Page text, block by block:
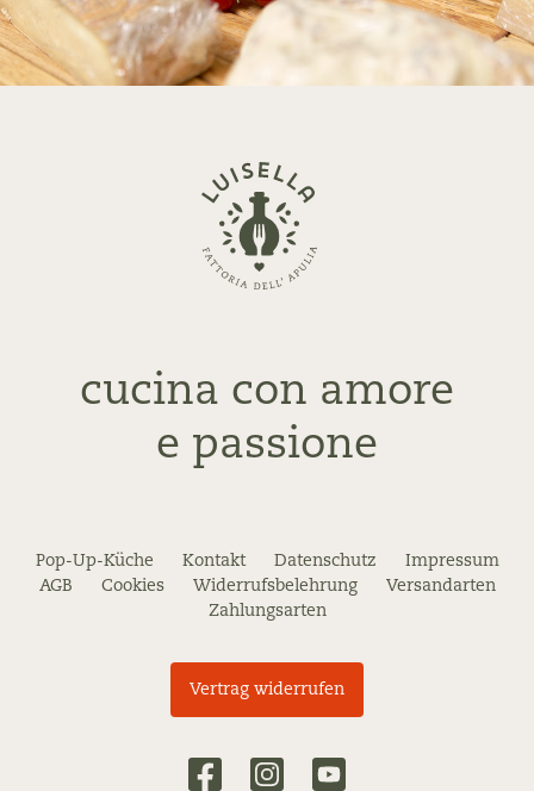
Zurück
zur
Startseite
cucina con amore
e passione
Pop-Up-Küche Kontakt Datenschutz
Impressum
AGB
Cookies Widerrufsbelehrung
Versandarten
Zahlungsarten
Vertrag widerrufen